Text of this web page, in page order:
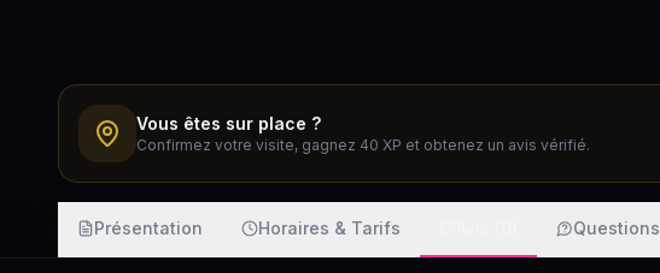
Vous êtes sur place ?
Confirmez votre visite, gagnez 40 XP et obtenez un avis vérifié.
Présentation Horaires & Tarifs Questions